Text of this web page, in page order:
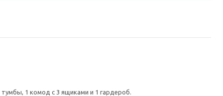
1 комод с 3 ящиками и 1 гардероб.